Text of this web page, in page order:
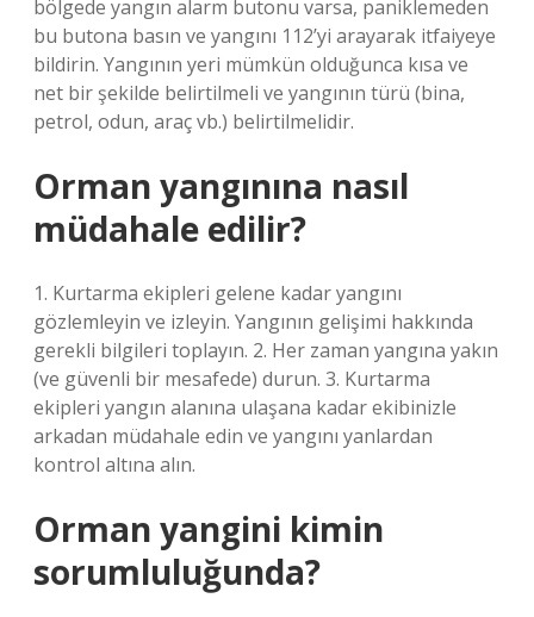
bölgede yangın alarm butonu varsa, paniklemeden
bu butona basın ve yangını 112’yi arayarak itfaiyeye
bildirin. Yangının yeri mümkün olduğunca kısa ve
net bir şekilde belirtilmeli ve yangının türü (bina,
petrol, odun, araç vb.) belirtilmelidir.
Orman yangınına nasıl
müdahale edilir?
1. Kurtarma ekipleri gelene kadar yangını
gözlemleyin ve izleyin. Yangının gelişimi hakkında
gerekli bilgileri toplayın. 2. Her zaman yangına yakın
(ve güvenli bir mesafede) durun. 3. Kurtarma
ekipleri yangın alanına ulaşana kadar ekibinizle
arkadan müdahale edin ve yangını yanlardan
kontrol altına alın.
Orman yangini kimin
sorumluluğunda?